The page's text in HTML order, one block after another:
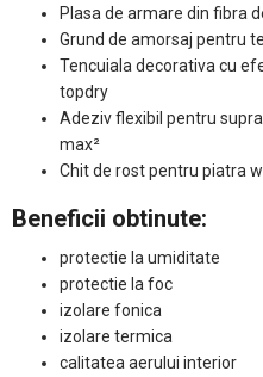
Plasa de armare din fibra
Grund de amorsaj pentru
Tencuiala decorativa cu
topdry
Adeziv flexibil pentru
max²
Chit de rost pentru piatra
Beneficii obtinute:
protectie la umiditate
protectie la foc
izolare fonica
izolare termica
calitatea aerului interior